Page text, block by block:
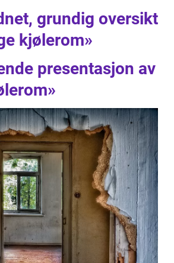
grundig oversikt
kjølerom»
presentasjon av